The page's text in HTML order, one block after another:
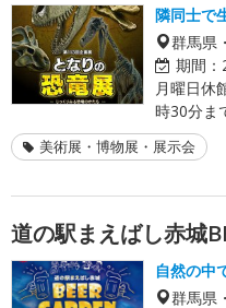
隣同士で
群馬県
期間：
月曜日休
時30分ま
美術展・博物展・展示会
道の駅まえばし赤城
自然の中
群馬県